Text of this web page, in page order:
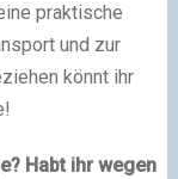
praktische
und zur
könnt ihr
Habt ihr wegen